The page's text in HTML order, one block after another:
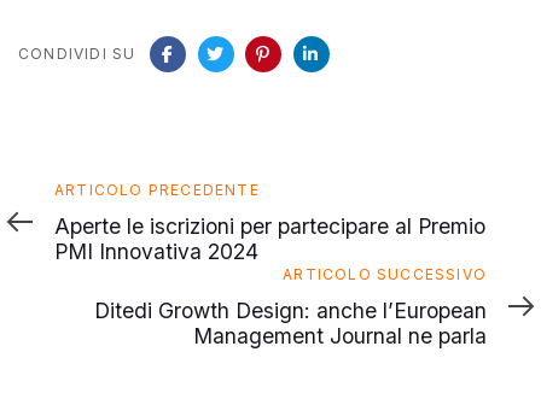
CONDIVIDI SU
Articolo
precedente
ARTICOLO PRECEDENTE
Aperte le iscrizioni per partecipare al Premio
PMI Innovativa 2024
successivo
ARTICOLO SUCCESSIVO
Ditedi Growth Design: anche l’European
Management Journal ne parla